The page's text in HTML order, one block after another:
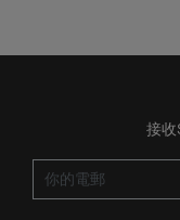
接收